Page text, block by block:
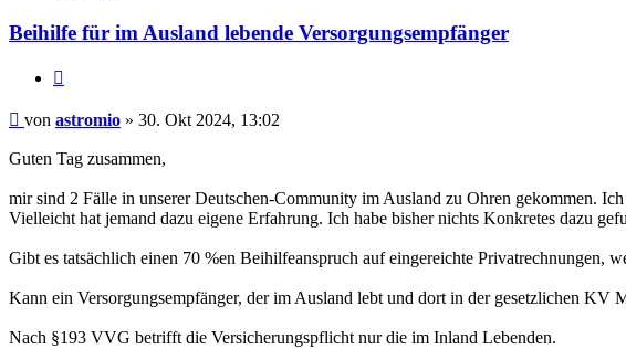
Beihilfe für im Ausland lebende Versorgungsempfänger
Beitrag
von astromio » 30. Okt 2024, 13:02
Guten Tag zusammen,
mir sind 2 Fälle in unserer Deutschen-Community im Ausland zu Ohren gekommen.
Vielleicht hat jemand dazu eigene Erfahrung. Ich habe bisher nichts Konkretes dazu
Gibt es tatsächlich einen 70 %en Beihilfeanspruch auf eingereichte
Kann ein Versorgungsempfänger, der im Ausland lebt und dort in der gesetzlichen
Nach §193 VVG betrifft die Versicherungspflicht nur die im Inland Lebenden.